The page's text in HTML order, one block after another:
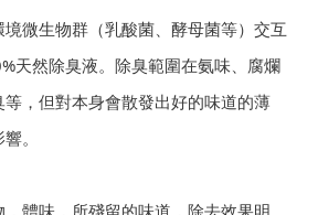
微生物群（乳酸菌、酵母菌等）交互
天然除臭液。除臭範圍在氨味、腐爛
，但對本身會散發出好的味道的薄
。
體味，所殘留的味道，除去效果明